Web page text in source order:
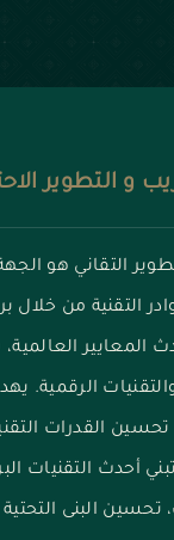
و التطوير
التقاني هو
التقنية من خلال
العالمية،
الرقمية.
القدرات
أحدث التقنيات
تحسين البنى التحتية